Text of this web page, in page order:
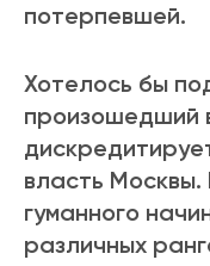
потерпевшей.
Хотелось бы
произошедший
власть
гуманного
различных